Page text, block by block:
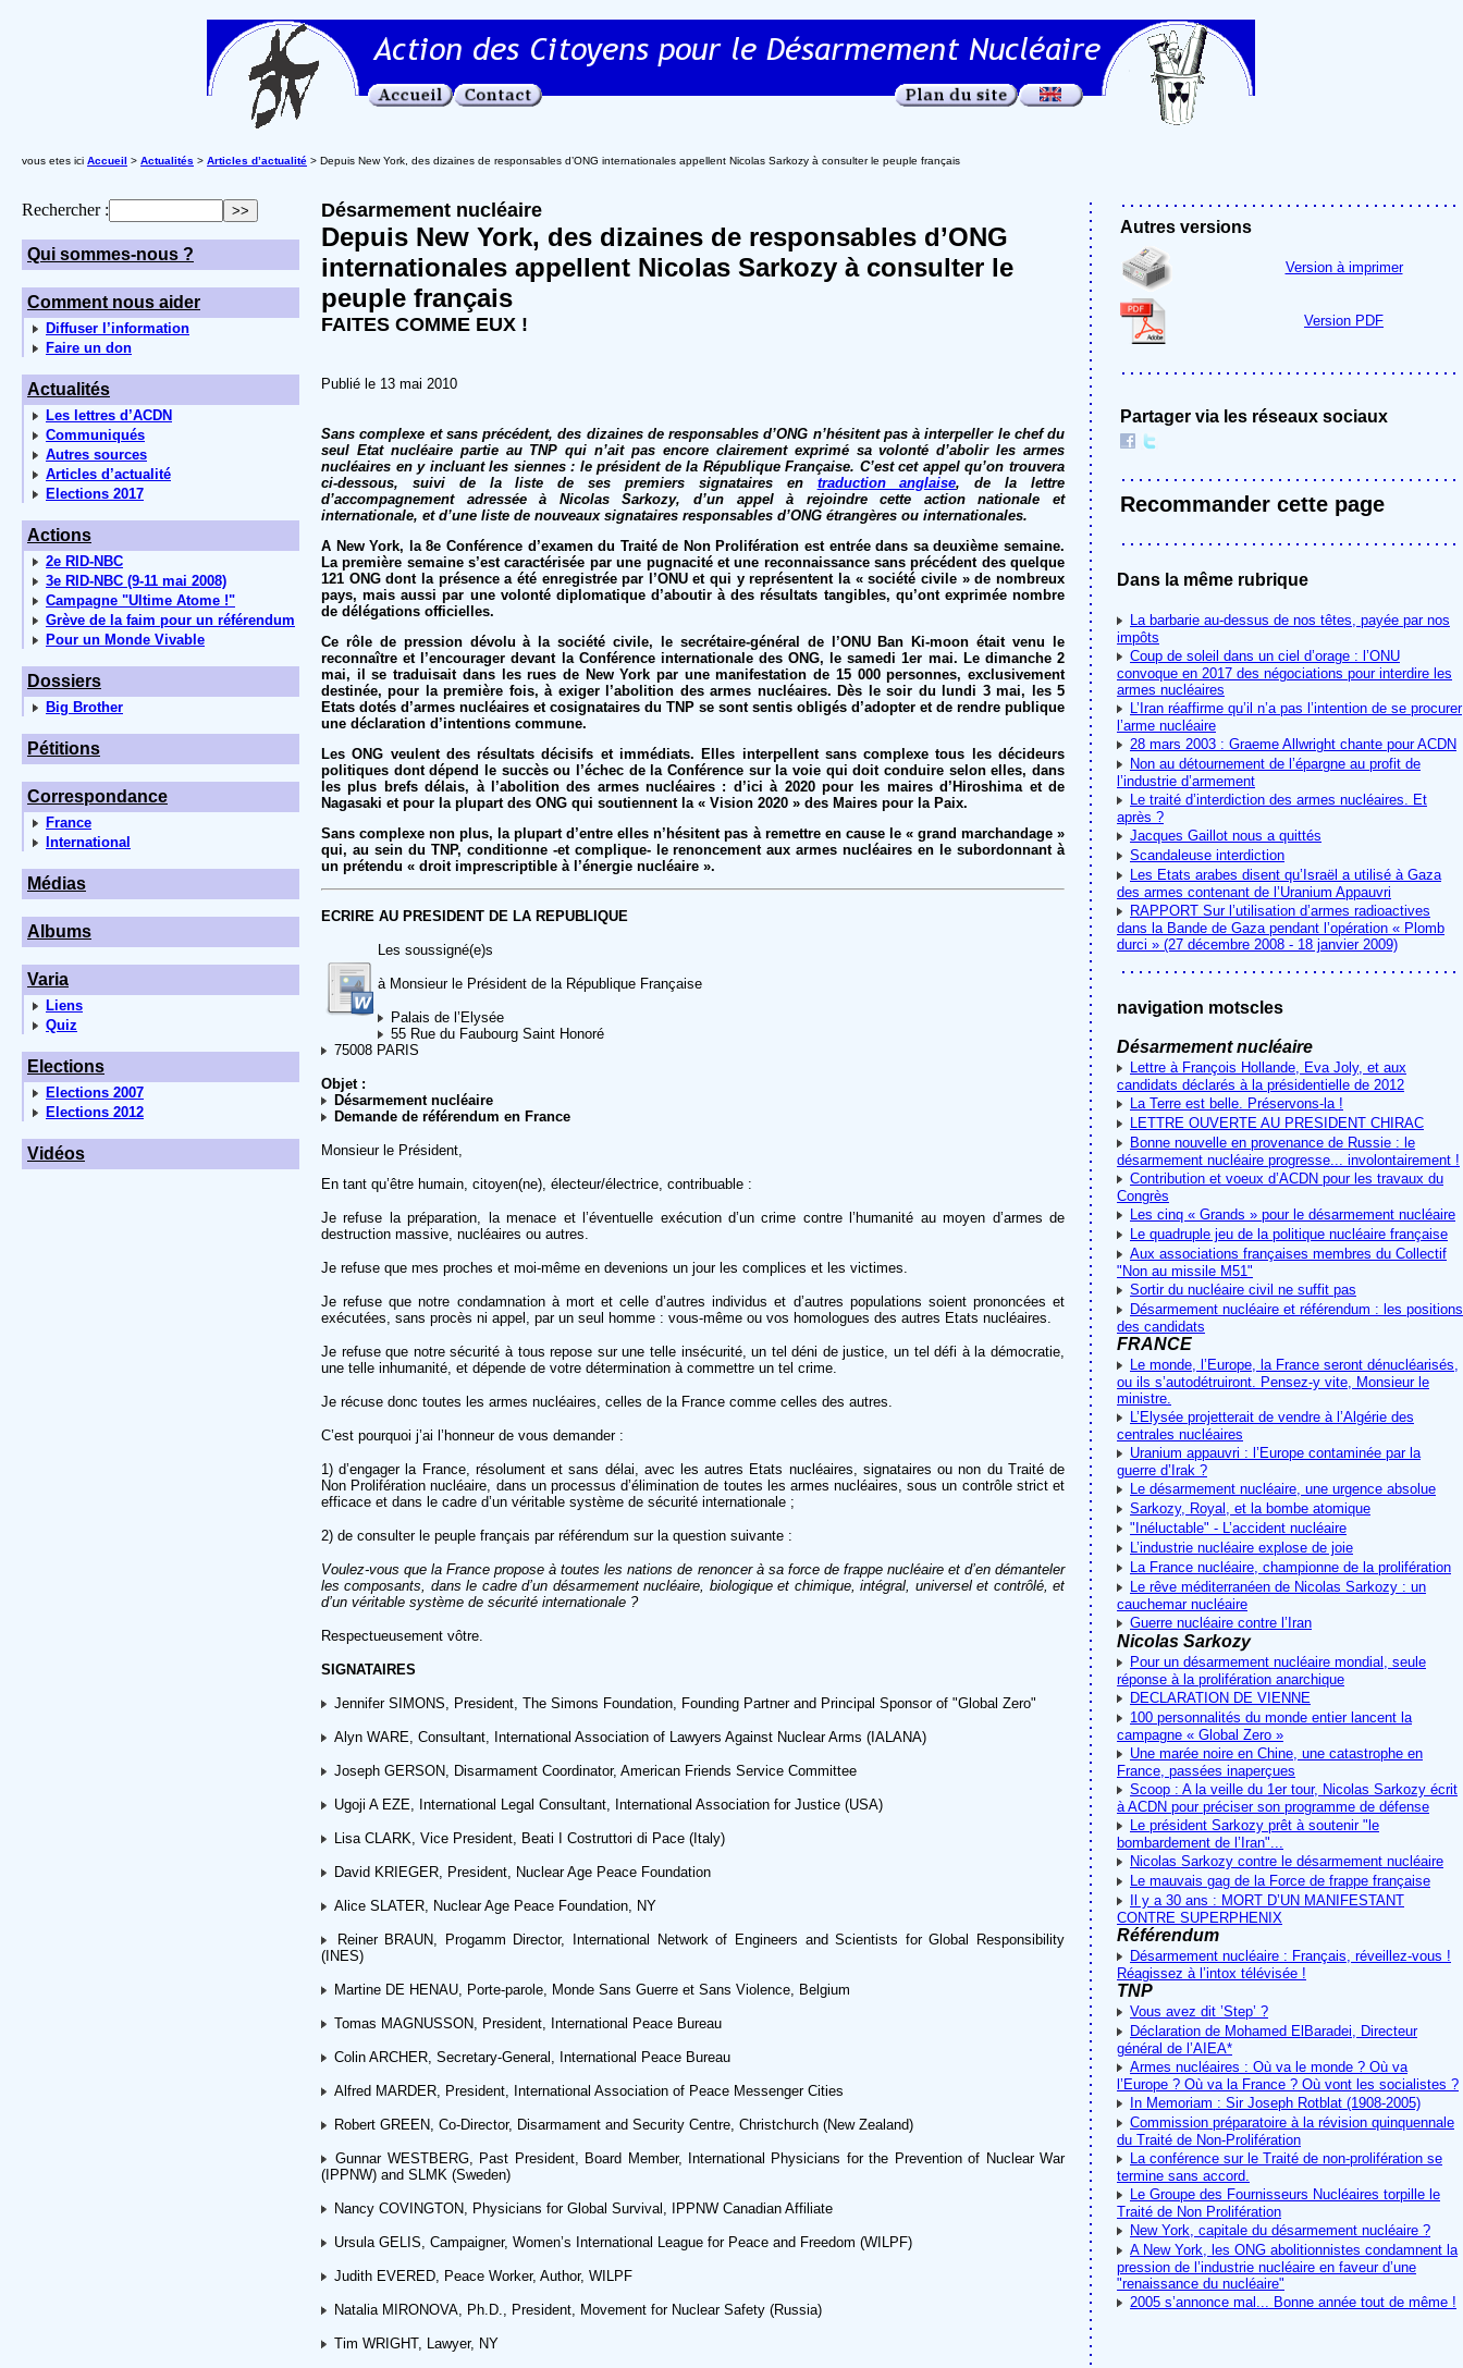
vous etes ici Accueil > Actualités > Articles d’actualité > Depuis New York, des dizaines de responsables d’ONG internationales appellent Nicolas Sarkozy à consulter le peuple français
Rechercher :
Qui sommes-nous ?
Comment nous aider
Diffuser l’information
Faire un don
Actualités
Les lettres d’ACDN
Communiqués
Autres sources
Articles d’actualité
Elections 2017
Actions
2e RID-NBC
3e RID-NBC (9-11 mai 2008)
Campagne "Ultime Atome !"
Grève de la faim pour un référendum
Pour un Monde Vivable
Dossiers
Big Brother
Pétitions
Correspondance
France
International
Médias
Albums
Varia
Liens
Quiz
Elections
Elections 2007
Elections 2012
Vidéos
Désarmement nucléaire
Depuis New York, des dizaines de responsables d’ONG
internationales appellent Nicolas Sarkozy à consulter le
peuple français
FAITES COMME EUX !
Publié le 13 mai 2010
Sans complexe et sans précédent, des dizaines de responsables d’ONG n’hésitent pas à interpeller le chef du
seul Etat nucléaire partie au TNP qui n’ait pas encore clairement exprimé sa volonté d’abolir les armes
nucléaires en y incluant les siennes : le président de la République Française. C’est cet appel qu’on trouvera
ci-dessous, suivi de la liste de ses premiers signataires en traduction anglaise, de la lettre
d’accompagnement adressée à Nicolas Sarkozy, d’un appel à rejoindre cette action nationale et
internationale, et d’une liste de nouveaux signataires responsables d’ONG étrangères ou internationales.
A New York, la 8e Conférence d’examen du Traité de Non Prolifération est entrée dans sa deuxième semaine.
La première semaine s’est caractérisée par une pugnacité et une reconnaissance sans précédent des quelque
121 ONG dont la présence a été enregistrée par l’ONU et qui y représentent la « société civile » de nombreux
pays, mais aussi par une volonté diplomatique d’aboutir à des résultats tangibles, qu’ont exprimée nombre
de délégations officielles.
Ce rôle de pression dévolu à la société civile, le secrétaire-général de l’ONU Ban Ki-moon était venu le
reconnaître et l’encourager devant la Conférence internationale des ONG, le samedi 1er mai. Le dimanche 2
mai, il se traduisait dans les rues de New York par une manifestation de 15 000 personnes, exclusivement
destinée, pour la première fois, à exiger l’abolition des armes nucléaires. Dès le soir du lundi 3 mai, les 5
Etats dotés d’armes nucléaires et cosignataires du TNP se sont sentis obligés d’adopter et de rendre publique
une déclaration d’intentions commune.
Les ONG veulent des résultats décisifs et immédiats. Elles interpellent sans complexe tous les décideurs
politiques dont dépend le succès ou l’échec de la Conférence sur la voie qui doit conduire selon elles, dans
les plus brefs délais, à l’abolition des armes nucléaires : d’ici à 2020 pour les maires d’Hiroshima et de
Nagasaki et pour la plupart des ONG qui soutiennent la « Vision 2020 » des Maires pour la Paix.
Sans complexe non plus, la plupart d’entre elles n’hésitent pas à remettre en cause le « grand marchandage »
qui, au sein du TNP, conditionne -et complique- le renoncement aux armes nucléaires en le subordonnant à
un prétendu « droit imprescriptible à l’énergie nucléaire ».
ECRIRE AU PRESIDENT DE LA REPUBLIQUE
Les soussigné(e)s
à Monsieur le Président de la République Française
Palais de l’Elysée
55 Rue du Faubourg Saint Honoré
75008 PARIS
Objet :
Désarmement nucléaire
Demande de référendum en France
Monsieur le Président,
En tant qu’être humain, citoyen(ne), électeur/électrice, contribuable :
Je refuse la préparation, la menace et l’éventuelle exécution d’un crime contre l’humanité au moyen d’armes de
destruction massive, nucléaires ou autres.
Je refuse que mes proches et moi-même en devenions un jour les complices et les victimes.
Je refuse que notre condamnation à mort et celle d’autres individus et d’autres populations soient prononcées et
exécutées, sans procès ni appel, par un seul homme : vous-même ou vos homologues des autres Etats nucléaires.
Je refuse que notre sécurité à tous repose sur une telle insécurité, un tel déni de justice, un tel défi à la démocratie,
une telle inhumanité, et dépende de votre détermination à commettre un tel crime.
Je récuse donc toutes les armes nucléaires, celles de la France comme celles des autres.
C’est pourquoi j’ai l’honneur de vous demander :
1) d’engager la France, résolument et sans délai, avec les autres Etats nucléaires, signataires ou non du Traité de
Non Prolifération nucléaire, dans un processus d’élimination de toutes les armes nucléaires, sous un contrôle strict et
efficace et dans le cadre d’un véritable système de sécurité internationale ;
2) de consulter le peuple français par référendum sur la question suivante :
Voulez-vous que la France propose à toutes les nations de renoncer à sa force de frappe nucléaire et d’en démanteler
les composants, dans le cadre d’un désarmement nucléaire, biologique et chimique, intégral, universel et contrôlé, et
d’un véritable système de sécurité internationale ?
Respectueusement vôtre.
SIGNATAIRES
Jennifer SIMONS, President, The Simons Foundation, Founding Partner and Principal Sponsor of "Global Zero"
Alyn WARE, Consultant, International Association of Lawyers Against Nuclear Arms (IALANA)
Joseph GERSON, Disarmament Coordinator, American Friends Service Committee
Ugoji A EZE, International Legal Consultant, International Association for Justice (USA)
Lisa CLARK, Vice President, Beati I Costruttori di Pace (Italy)
David KRIEGER, President, Nuclear Age Peace Foundation
Alice SLATER, Nuclear Age Peace Foundation, NY
Reiner BRAUN, Progamm Director, International Network of Engineers and Scientists for Global Responsibility
(INES)
Martine DE HENAU, Porte-parole, Monde Sans Guerre et Sans Violence, Belgium
Tomas MAGNUSSON, President, International Peace Bureau
Colin ARCHER, Secretary-General, International Peace Bureau
Alfred MARDER, President, International Association of Peace Messenger Cities
Robert GREEN, Co-Director, Disarmament and Security Centre, Christchurch (New Zealand)
Gunnar WESTBERG, Past President, Board Member, International Physicians for the Prevention of Nuclear War
(IPPNW) and SLMK (Sweden)
Nancy COVINGTON, Physicians for Global Survival, IPPNW Canadian Affiliate
Ursula GELIS, Campaigner, Women’s International League for Peace and Freedom (WILPF)
Judith EVERED, Peace Worker, Author, WILPF
Natalia MIRONOVA, Ph.D., President, Movement for Nuclear Safety (Russia)
Tim WRIGHT, Lawyer, NY
Autres versions
Version à imprimer
Version PDF
Partager via les réseaux sociaux
Recommander cette page
Dans la même rubrique
La barbarie au-dessus de nos têtes, payée par nos
impôts
Coup de soleil dans un ciel d’orage : l’ONU
convoque en 2017 des négociations pour interdire les
armes nucléaires
L’Iran réaffirme qu’il n’a pas l’intention de se procurer
l’arme nucléaire
28 mars 2003 : Graeme Allwright chante pour ACDN
Non au détournement de l’épargne au profit de
l’industrie d’armement
Le traité d’interdiction des armes nucléaires. Et
après ?
Jacques Gaillot nous a quittés
Scandaleuse interdiction
Les Etats arabes disent qu’Israël a utilisé à Gaza
des armes contenant de l’Uranium Appauvri
RAPPORT Sur l’utilisation d’armes radioactives
dans la Bande de Gaza pendant l’opération « Plomb
durci » (27 décembre 2008 - 18 janvier 2009)
navigation motscles
Désarmement nucléaire
Lettre à François Hollande, Eva Joly, et aux
candidats déclarés à la présidentielle de 2012
La Terre est belle. Préservons-la !
LETTRE OUVERTE AU PRESIDENT CHIRAC
Bonne nouvelle en provenance de Russie : le
désarmement nucléaire progresse... involontairement !
Contribution et voeux d’ACDN pour les travaux du
Congrès
Les cinq « Grands » pour le désarmement nucléaire
Le quadruple jeu de la politique nucléaire française
Aux associations françaises membres du Collectif
"Non au missile M51"
Sortir du nucléaire civil ne suffit pas
Désarmement nucléaire et référendum : les positions
des candidats
FRANCE
Le monde, l’Europe, la France seront dénucléarisés,
ou ils s’autodétruiront. Pensez-y vite, Monsieur le
ministre.
L’Elysée projetterait de vendre à l’Algérie des
centrales nucléaires
Uranium appauvri : l’Europe contaminée par la
guerre d’Irak ?
Le désarmement nucléaire, une urgence absolue
Sarkozy, Royal, et la bombe atomique
"Inéluctable" - L’accident nucléaire
L’industrie nucléaire explose de joie
La France nucléaire, championne de la prolifération
Le rêve méditerranéen de Nicolas Sarkozy : un
cauchemar nucléaire
Guerre nucléaire contre l’Iran
Nicolas Sarkozy
Pour un désarmement nucléaire mondial, seule
réponse à la prolifération anarchique
DECLARATION DE VIENNE
100 personnalités du monde entier lancent la
campagne « Global Zero »
Une marée noire en Chine, une catastrophe en
France, passées inaperçues
Scoop : A la veille du 1er tour, Nicolas Sarkozy écrit
à ACDN pour préciser son programme de défense
Le président Sarkozy prêt à soutenir "le
bombardement de l’Iran"...
Nicolas Sarkozy contre le désarmement nucléaire
Le mauvais gag de la Force de frappe française
Il y a 30 ans : MORT D’UN MANIFESTANT
CONTRE SUPERPHENIX
Référendum
Désarmement nucléaire : Français, réveillez-vous !
Réagissez à l’intox télévisée !
TNP
Vous avez dit ’Step’ ?
Déclaration de Mohamed ElBaradei, Directeur
général de l’AIEA*
Armes nucléaires : Où va le monde ? Où va
l’Europe ? Où va la France ? Où vont les socialistes ?
In Memoriam : Sir Joseph Rotblat (1908-2005)
Commission préparatoire à la révision quinquennale
du Traité de Non-Prolifération
La conférence sur le Traité de non-prolifération se
termine sans accord.
Le Groupe des Fournisseurs Nucléaires torpille le
Traité de Non Prolifération
New York, capitale du désarmement nucléaire ?
A New York, les ONG abolitionnistes condamnent la
pression de l’industrie nucléaire en faveur d’une
"renaissance du nucléaire"
2005 s’annonce mal... Bonne année tout de même !